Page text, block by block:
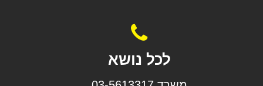
לכל נושא